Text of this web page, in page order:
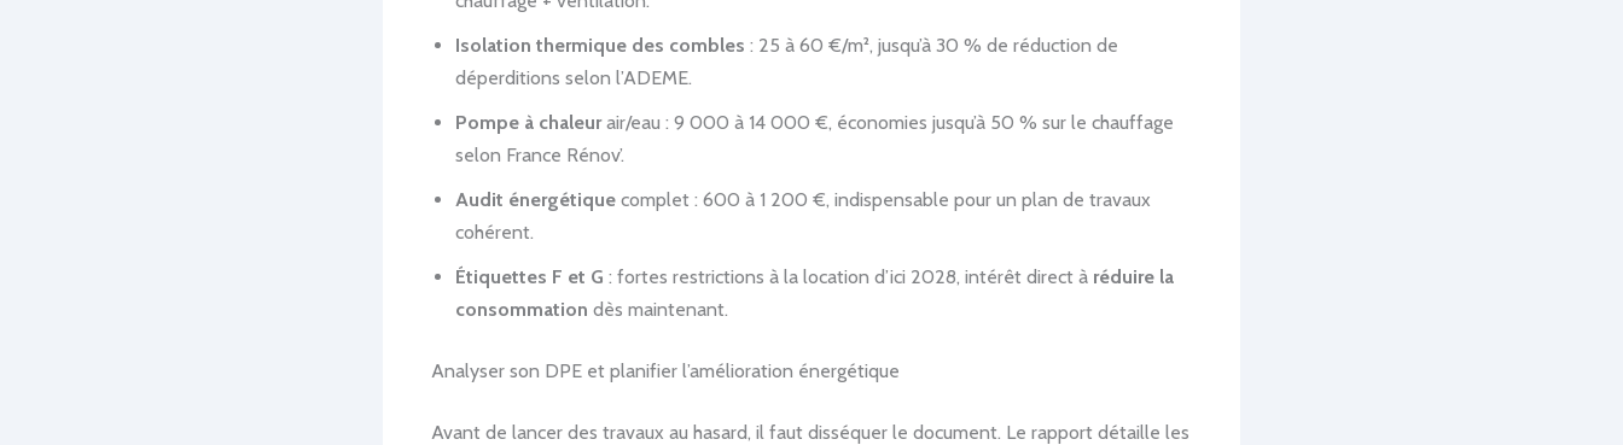
Isolation thermique des combles : 25 à 60 €/m², jusqu’à 30 % de réduction de
déperditions selon l’ADEME.
Pompe à chaleurair/eau : 9 000 à 14 000 €, économies jusqu’à 50 % sur le chauffage
selon France Rénov’.
Audit énergétique complet : 600 à 1 200 €, indispensable pour un plan de travaux
cohérent.
Étiquettes F et G : fortes restrictions à la location d’ici 2028, intérêt direct à réduire la
consommation dès maintenant.
Analyser son DPE et planifier l’amélioration énergétique
Avant de lancer des travaux au hasard, il faut disséquer le document. Le rapport détaille les